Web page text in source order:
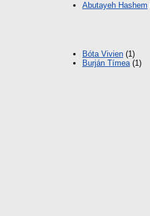
Abutayeh Hashem
Bóta Vivien (1)
Burján Tímea(1)